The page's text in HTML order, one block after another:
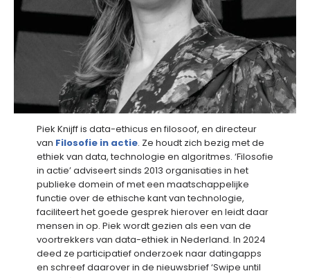
Piek Knijff is data-ethicus en filosoof, en directeur
van Filosofie in actie. Ze houdt zich bezig met de
ethiek van data, technologie en algoritmes. ‘Filosofie
in actie’ adviseert sinds 2013 organisaties in het
publieke domein of met een maatschappelijke
functie over de ethische kant van technologie,
faciliteert het goede gesprek hierover en leidt daar
mensen in op. Piek wordt gezien als een van de
voortrekkers van data-ethiek in Nederland. In 2024
deed ze participatief onderzoek naar datingapps
en schreef daarover in de nieuwsbrief ‘Swipe until